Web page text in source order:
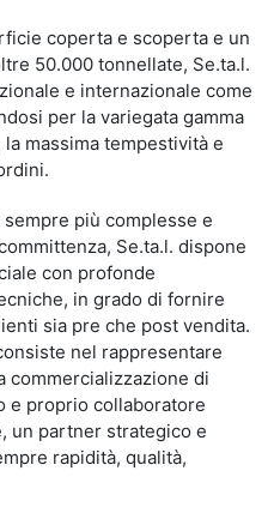
coperta e scoperta e un
50.000 tonnellate, Se.ta.l.
e internazionale come
per la variegata gamma
massima tempestività e
più complesse e
Se.ta.l. dispone
con profonde
in grado di fornire
sia pre che post vendita.
nel rappresentare
commercializzazione di
e proprio collaboratore
un partner strategico e
rapidità, qualità,